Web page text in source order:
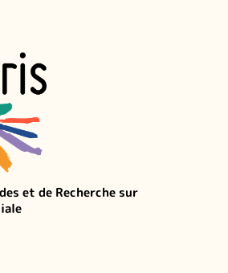
et de Recherche sur